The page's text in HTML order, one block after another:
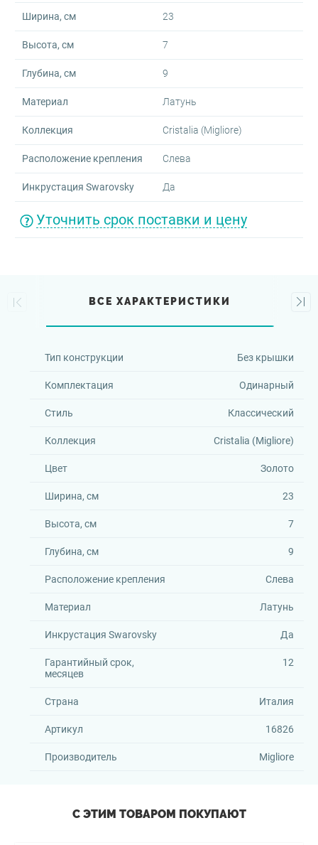
Ширина, см 23
Высота, см 7
Глубина, см 9
Материал Латунь
Коллекция Cristalia (Migliore)
Расположение крепления Слева
Инкрустация Swarovsky Да
Уточнить срок поставки и цену
ВСЕ ХАРАКТЕРИСТИКИ
Тип конструкции Без крышки
Комплектация Одинарный
Стиль Классический
Коллекция Cristalia (Migliore)
Цвет Золото
Ширина, см 23
Высота, см 7
Глубина, см 9
Расположение крепления Слева
Материал Латунь
Инкрустация Swarovsky Да
Гарантийный срок,
месяцев
12
Страна Италия
Артикул 16826
Производитель Migliore
С ЭТИМ ТОВАРОМ ПОКУПАЮТ